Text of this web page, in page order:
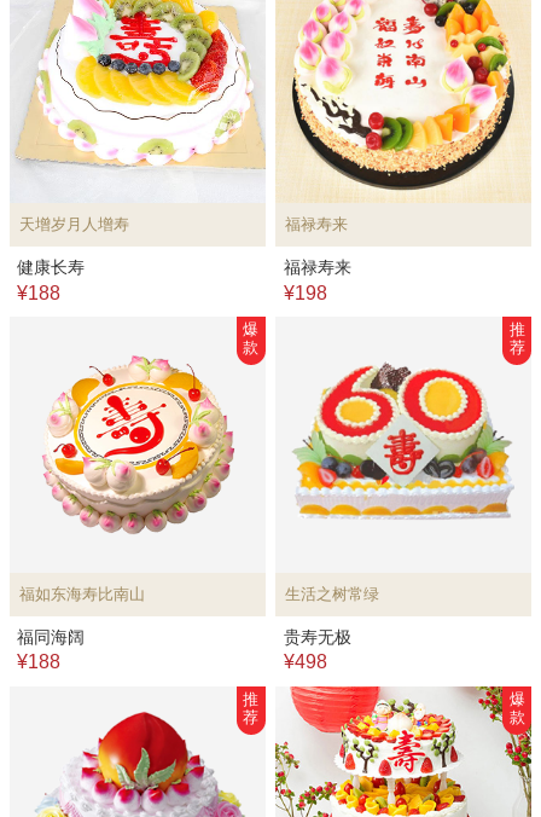
天增岁月人增寿
健康长寿
¥188
福禄寿来
福禄寿来
¥198
福如东海寿比南山
爆
款
福同海阔
¥188
生活之树常绿
推
荐
贵寿无极
¥498
推
荐
爆
款